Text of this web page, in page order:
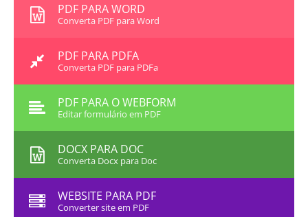
PDF PARA WORD
Converta PDF para Word
PDF PARA PDFA
Converta PDF para PDFa
PDF PARA O WEBFORM
Editar formulário em PDF
DOCX PARA DOC
Converta Docx para Doc
WEBSITE PARA PDF
Converter site em PDF